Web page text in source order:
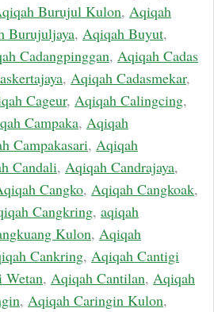
Burujul Kulon, Aqiqah
Burujuljaya, Aqiqah Buyut,
Cadangpinggan, Aqiqah Cadas
, Aqiqah Cadasmekar,
Cageur, Aqiqah Calingcing,
Campaka, Aqiqah
Campakasari, Aqiqah
Candali, Aqiqah Candrajaya,
Cangko, Aqiqah Cangkoak,
Cangkring, aqiqah
Kulon, Aqiqah
Cankring, Aqiqah Cantigi
Wetan, Aqiqah Cantilan, Aqiqah
, Aqiqah Caringin Kulon,